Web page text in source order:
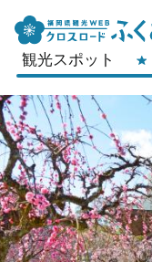
観光スポット